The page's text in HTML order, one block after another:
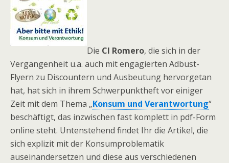
Die CI Romero, die sich in der
Vergangenheit u.a. auch mit engagierten Adbust-
Flyern zu Discountern und Ausbeutung hervorgetan
hat, hat sich in ihrem Schwerpunktheft vor einiger
Zeit mit dem Thema „Konsum und Verantwortung“
beschäftigt, das inzwischen fast komplett in pdf-Form
online steht. Untenstehend findet Ihr die Artikel, die
sich explizit mit der Konsumproblematik
auseinandersetzen und diese aus verschiedenen